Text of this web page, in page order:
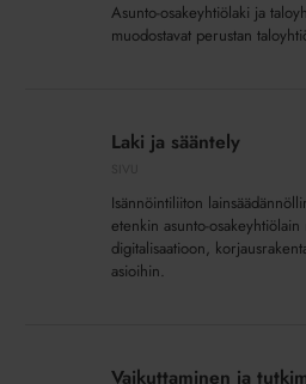
Asunto-osakeyhtiölaki ja
muodostavat perustan
Laki ja sääntely
Isännöintiliiton
etenkin asunto-
digitalisaatioon,
asioihin.
Vaikuttaminen ja